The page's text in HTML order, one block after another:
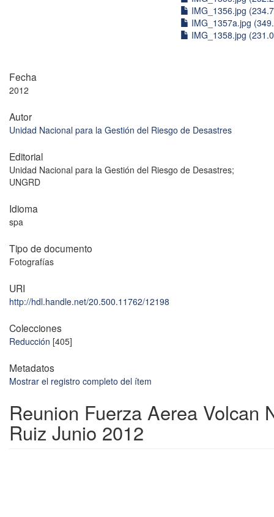
IMG_1356.jpg
IMG_1357a.jpg
IMG_1358.jpg
Fecha
2012
Autor
Unidad Nacional para la Gestión del Riesgo de Desastres
Editorial
Unidad Nacional para la Gestión del Riesgo de Desastres;
UNGRD
Idioma
spa
Tipo de documento
Fotografías
URI
http://hdl.handle.net/20.500.11762/12198
Colecciones
Reducción [405]
Metadatos
Mostrar el registro completo del ítem
Reunion Fuerza Aerea Volcan
Ruiz Junio 2012